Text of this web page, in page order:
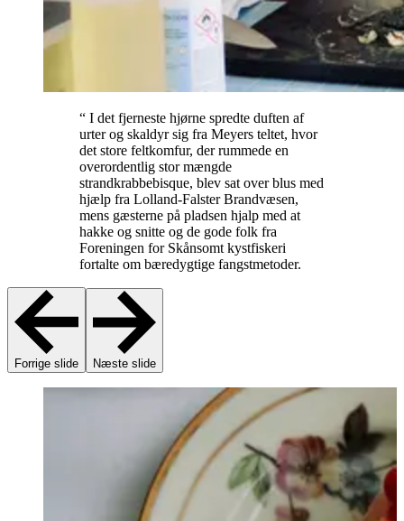
“ I det fjerneste hjørne spredte duften af
urter og skaldyr sig fra Meyers teltet, hvor
det store feltkomfur, der rummede en
overordentlig stor mængde
strandkrabbebisque, blev sat over blus med
hjælp fra Lolland-Falster Brandvæsen,
mens gæsterne på pladsen hjalp med at
hakke og snitte og de gode folk fra
Foreningen for Skånsomt kystfiskeri
fortalte om bæredygtige fangstmetoder.
Forrige slide Næste slide